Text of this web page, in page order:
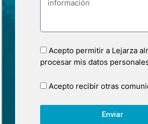
Acepto permitir a Lejarza
procesar mis datos
Acepto recibir otras
Enviar